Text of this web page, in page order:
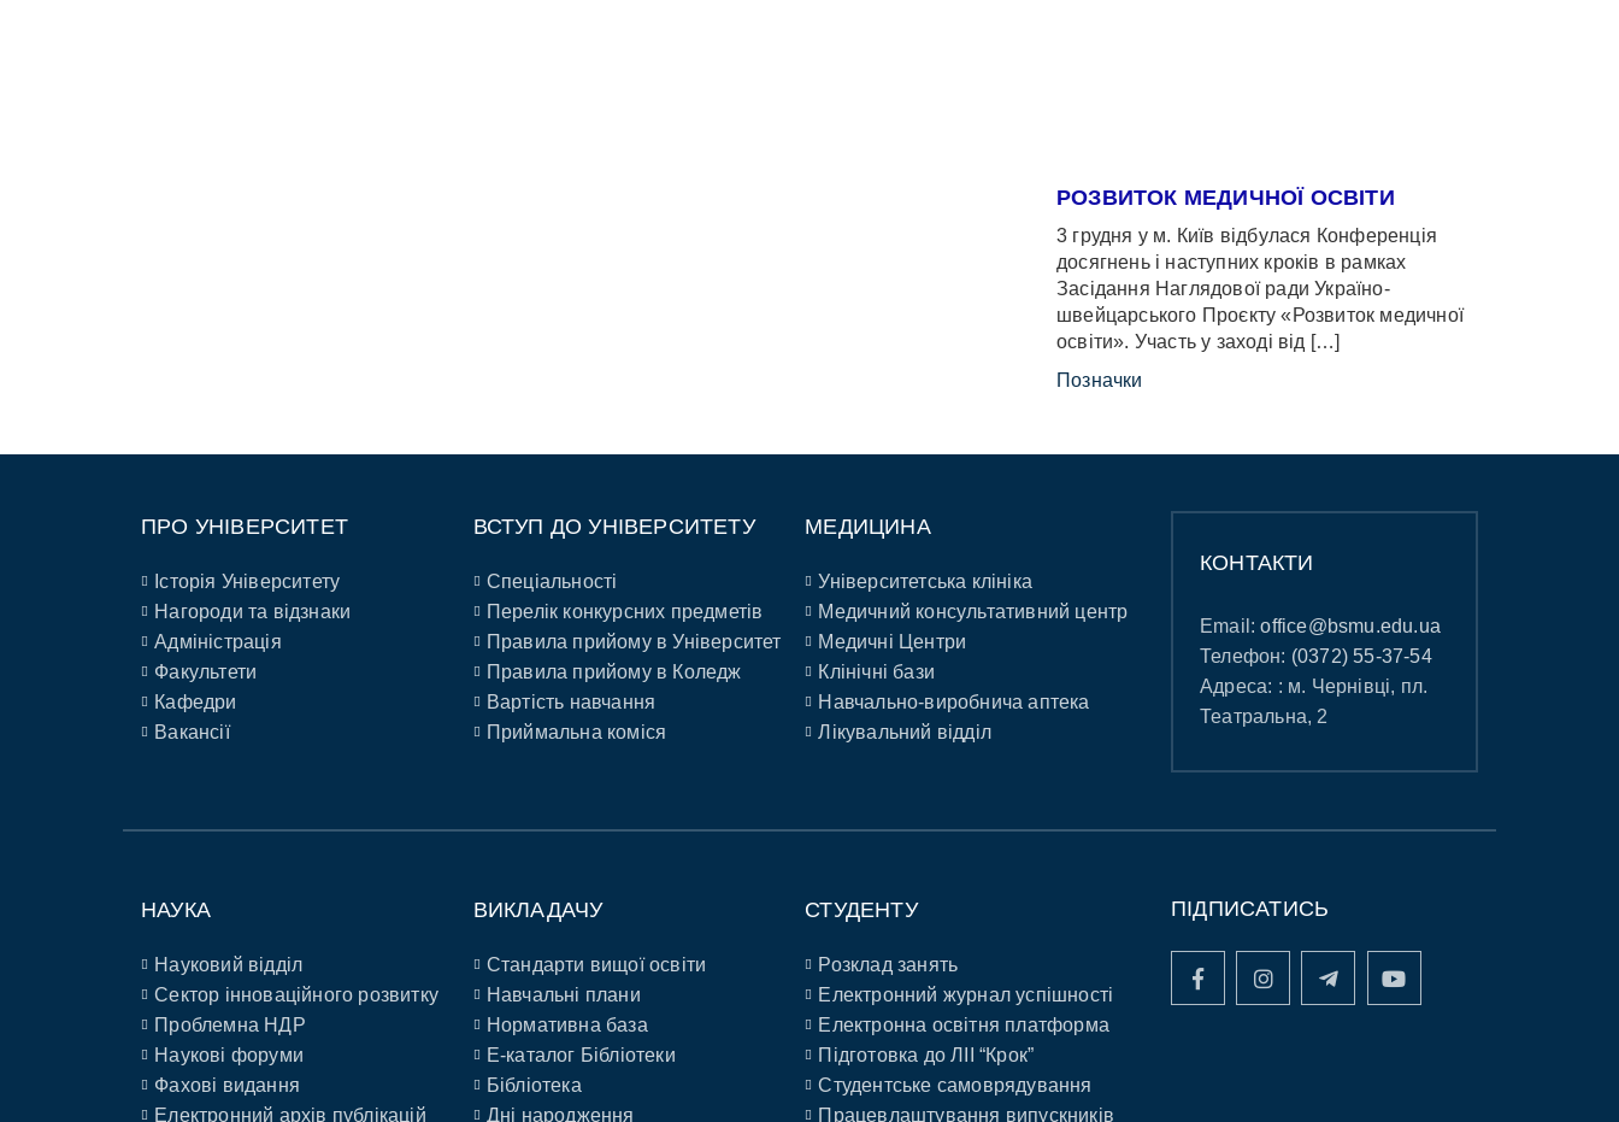
РОЗВИТОК МЕДИЧНОЇ ОСВІТИ
3 грудня у м. Київ відбулася Конференція
досягнень і наступних кроків в рамках
Засідання Наглядової ради Україно-
швейцарського Проєкту «Розвиток медичної
освіти». Участь у заході від […]
Позначки
ПРО УНІВЕРСИТЕТ
Історія Університету
Нагороди та відзнаки
Адміністрація
Факультети
Кафедри
Вакансії
ВСТУП ДО УНІВЕРСИТЕТУ
Спеціальності
Перелік конкурсних предметів
Правила прийому в Університет
Правила прийому в Коледж
Вартість навчання
Приймальна коміся
МЕДИЦИНА
Університетська клініка
Медичний консультативний центр
Медичні Центри
Клінічні бази
Навчально-виробнича аптека
Лікувальний відділ
КОНТАКТИ
Email:office@bsmu.edu.ua
Телефон: (0372) 55-37-54
Адреса: : м. Чернівці, пл.
Театральна, 2
НАУКА
Науковий відділ
Сектор інноваційного розвитку
Проблемна НДР
Наукові форуми
Фахові видання
Електронний архів публікацій
ВИКЛАДАЧУ
Стандарти вищої освіти
Навчальні плани
Нормативна база
E-каталог Бібліотеки
Бібліотека
Дні народження
СТУДЕНТУ
Розклад занять
Електронний журнал успішності
Електронна освітня платформа
Підготовка до ЛІІ “Крок”
Студентське самоврядування
Працевлаштування випускників
ПІДПИСАТИСЬ